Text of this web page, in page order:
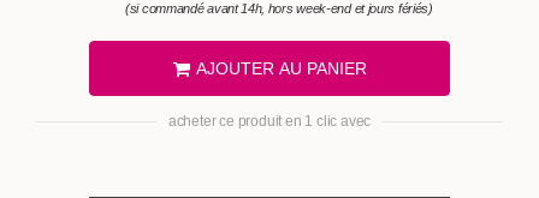
(si commandé avant 14h, hors week-end et jours fériés)
AJOUTER AU PANIER
acheter ce produit en 1 clic avec